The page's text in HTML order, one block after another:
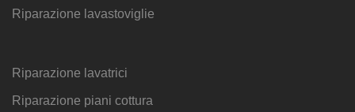
Riparazione lavastoviglie
Riparazione lavatrici
Riparazione piani cottura